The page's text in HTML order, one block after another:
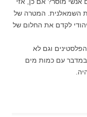
השמאלנית. המטרה של
לקדם את החלום של
וגם לא
במדבר עם כמות מים